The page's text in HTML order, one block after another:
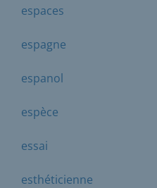
espaces
espagne
espanol
espèce
essai
esthéticienne